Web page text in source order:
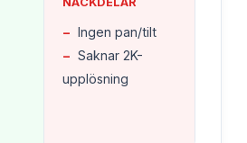
− Ingen pan/tilt
− Saknar 2K-
upplösning